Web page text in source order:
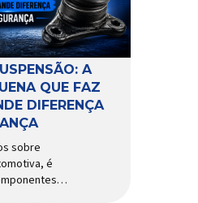
A
QUE FAZ
DIFERENÇA
sobre
é